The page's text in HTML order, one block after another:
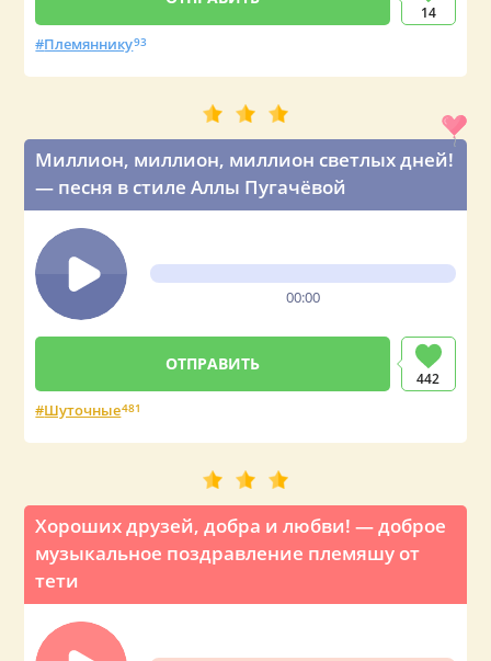
14
Племяннику93
Миллион, миллион, миллион светлых дней!
— песня в стиле Аллы Пугачёвой
00:00
442
Шуточные481
Хороших друзей, добра и любви! — доброе
музыкальное поздравление племяшу от
тети